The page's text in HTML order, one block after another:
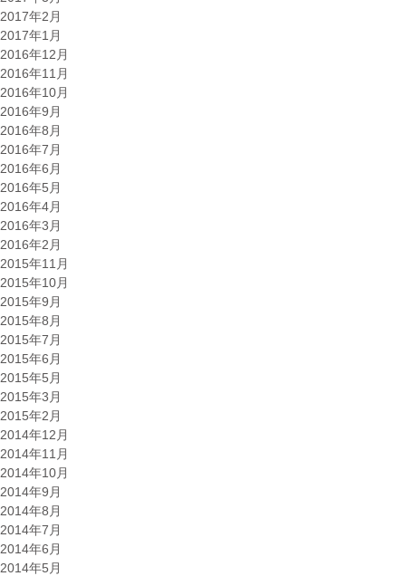
2017年2月
2017年1月
2016年12月
2016年11月
2016年10月
2016年9月
2016年8月
2016年7月
2016年6月
2016年5月
2016年4月
2016年3月
2016年2月
2015年11月
2015年10月
2015年9月
2015年8月
2015年7月
2015年6月
2015年5月
2015年3月
2015年2月
2014年12月
2014年11月
2014年10月
2014年9月
2014年8月
2014年7月
2014年6月
2014年5月